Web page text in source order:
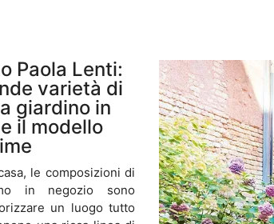
Paola Lenti:
varietà di
giardino in
il modello
le composizioni di
in negozio sono
un luogo tutto